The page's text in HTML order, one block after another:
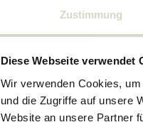
Zustimmung
Diese Webseite verwendet
Wir verwenden Cookies,
und die Zugriffe auf unsere
Website an unsere Partner
Filur-
kleine
57.90 €